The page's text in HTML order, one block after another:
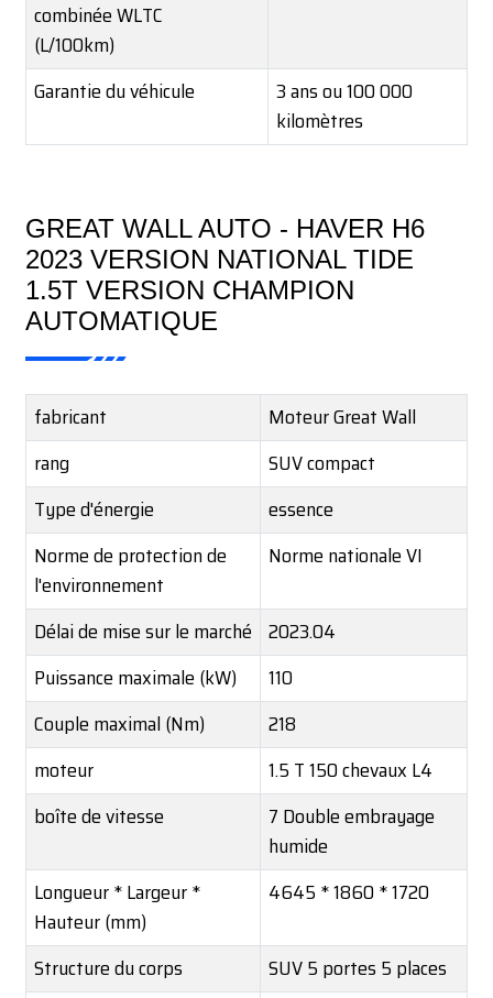
combinée WLTC
(L/100km)
Garantie du véhicule
3 ans ou 100 000
kilomètres
GREAT WALL AUTO - HAVER H6
2023 VERSION NATIONAL TIDE
1.5T VERSION CHAMPION
AUTOMATIQUE
fabricant
Moteur Great Wall
rang
SUV compact
Type d'énergie
essence
Norme de protection de
l'environnement
Norme nationale VI
Délai de mise sur le marché 2023.04
Puissance maximale (kW)
110
Couple maximal (Nm)
218
moteur
1.5 T 150 chevaux L4
boîte de vitesse
7 Double embrayage
humide
Longueur * Largeur *
Hauteur (mm)
4645 * 1860 * 1720
Structure du corps
SUV 5 portes 5 places